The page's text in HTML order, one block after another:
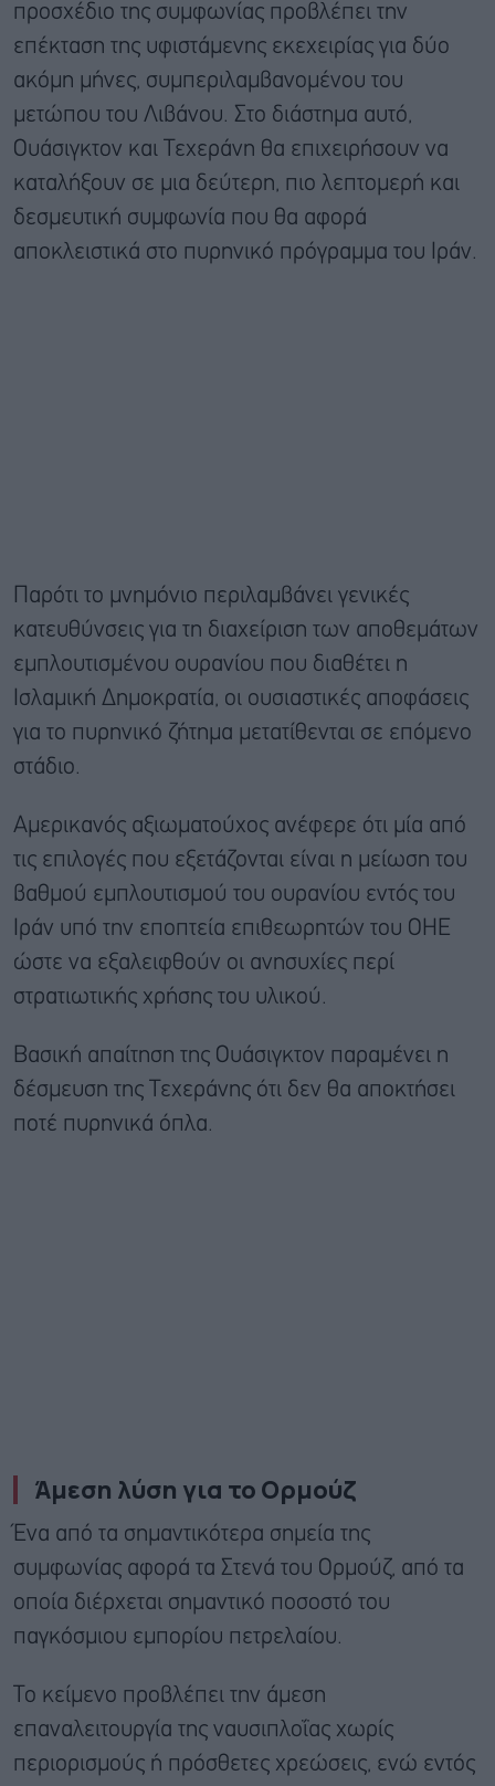
προσχέδιο της συμφωνίας προβλέπει την
επέκταση της υφιστάμενης εκεχειρίας για δύο
ακόμη μήνες, συμπεριλαμβανομένου του
μετώπου του Λιβάνου. Στο διάστημα αυτό,
Ουάσιγκτον και Τεχεράνη θα επιχειρήσουν να
καταλήξουν σε μια δεύτερη, πιο λεπτομερή και
δεσμευτική συμφωνία που θα αφορά
αποκλειστικά στο πυρηνικό πρόγραμμα του Ιράν.
Παρότι το μνημόνιο περιλαμβάνει γενικές
κατευθύνσεις για τη διαχείριση των αποθεμάτων
εμπλουτισμένου ουρανίου που διαθέτει η
Ισλαμική Δημοκρατία, οι ουσιαστικές αποφάσεις
για το πυρηνικό ζήτημα μετατίθενται σε επόμενο
στάδιο.
Αμερικανός αξιωματούχος ανέφερε ότι μία από
τις επιλογές που εξετάζονται είναι η μείωση του
βαθμού εμπλουτισμού του ουρανίου εντός του
Ιράν υπό την εποπτεία επιθεωρητών του ΟΗΕ
ώστε να εξαλειφθούν οι ανησυχίες περί
στρατιωτικής χρήσης του υλικού.
Βασική απαίτηση της Ουάσιγκτον παραμένει η
δέσμευση της Τεχεράνης ότι δεν θα αποκτήσει
ποτέ πυρηνικά όπλα.
Άμεση λύση για το Ορμούζ
Ένα από τα σημαντικότερα σημεία της
συμφωνίας αφορά τα Στενά του Ορμούζ, από τα
οποία διέρχεται σημαντικό ποσοστό του
παγκόσμιου εμπορίου πετρελαίου.
Το κείμενο προβλέπει την άμεση
επαναλειτουργία της ναυσιπλοΐας χωρίς
περιορισμούς ή πρόσθετες χρεώσεις, ενώ εντός